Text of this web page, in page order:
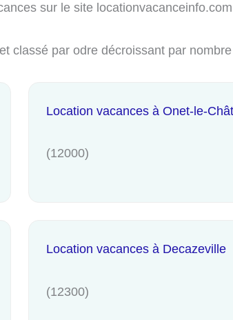
sur le site
classé par odre décroissant par
Location vacances à Onet-le-
(12000)
Location vacances à Decazeville
(12300)